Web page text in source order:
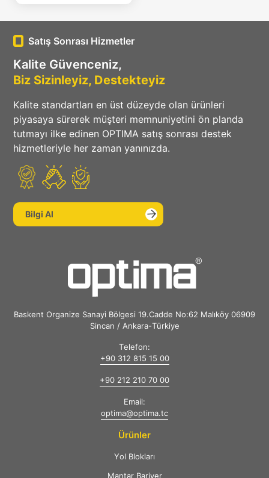
Satış Sonrası Hizmetler
Kalite Güvenceniz,
Biz Sizinleyiz, Destekteyiz
Kalite standartları en üst düzeyde olan ürünleri
piyasaya sürerek müşteri memnuniyetini ön planda
tutmayı ilke edinen OPTIMA satış sonrası destek
hizmetleriyle her zaman yanınızda.
Bilgi Al
Baskent Organize Sanayi Bölgesi 19.Cadde No:62 Malıköy 06909
Sincan / Ankara-Türkiye
Telefon:
+90 312 815 15 00
+90 212 210 70 00
Email:
optima@optima.tc
Ürünler
Yol Blokları
Mantar Bariyer